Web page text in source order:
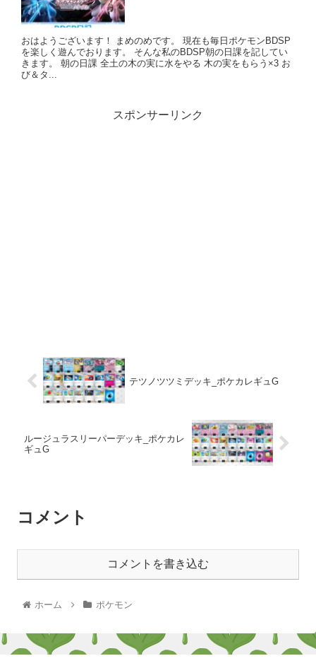
おはようございます！ まめのめです。 現在も毎日ポケモンBDSP
を楽しく遊んでおります。 そんな私のBDSP朝の日課を記してい
きます。 朝の日課 全土の木の実に水をやる 木の実をもらう×3 お
び＆タ...
スポンサーリンク
テツノツツミデッキ_ポケカレギュG
ルージュラスリーパーデッキ_ポケカレ
ギュG
コメント
コメントを書き込む
ホーム ポケモン